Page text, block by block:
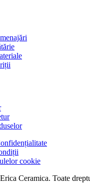
cookie
Ceramica. Toate